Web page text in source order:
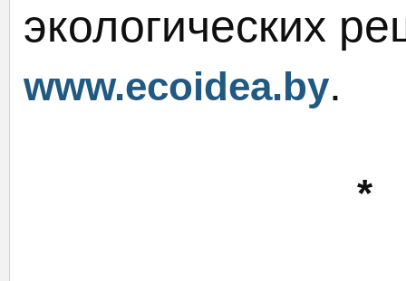
экологических
www.ecoidea.by.